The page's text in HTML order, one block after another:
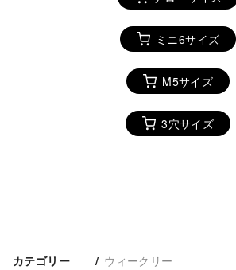
ミニ6サイズ
M5サイズ
3穴サイズ
カテゴリー ウィークリー